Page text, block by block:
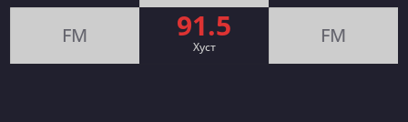
FM 91.5
Хуст FM